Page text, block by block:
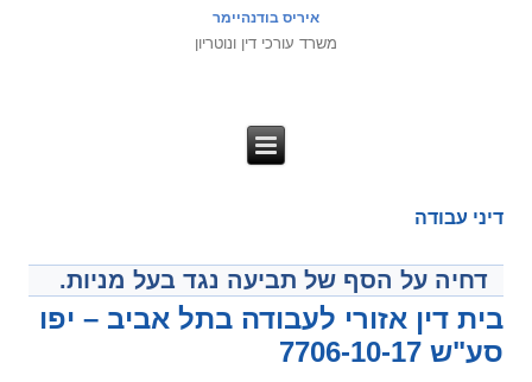
איריס בודנהיימר
משרד עורכי דין ונוטריון
דיני עבודה
דחיה על הסף של תביעה נגד בעל מניות.
בית דין אזורי לעבודה בתל אביב – יפו
סע"ש 7706-10-17